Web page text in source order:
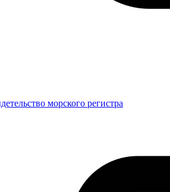
морского регистра